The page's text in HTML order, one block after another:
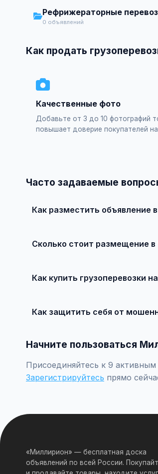
Рефрижераторные
0 объявлений
Как продать
Качественные фото
Добавьте от 3 до 10 фотографий
повышает доверие покупателей
Часто задаваемые
Как разместить объявление
Сколько стоит размещение в
Как купить грузоперевозки
Как защитить себя от
Начните пользоваться
Присоединяйтесь к 9
Зарегистрируйтесь прямо
«Миллирион» — бесплатная доска
объявлений по всей России.